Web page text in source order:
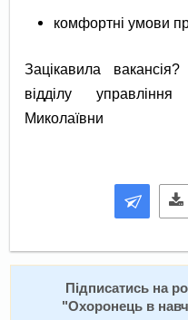
комфортні умови
Зацікавила
відділу
Миколаївни
Підписатись на
"Охоронець в